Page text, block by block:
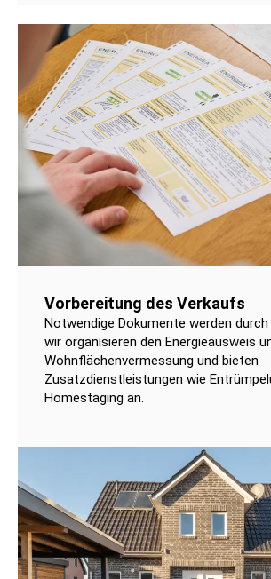
Vorbereitung des Verkaufs
Notwendige Dokumente werden
wir organisieren den Energieausweis
Wohnflächenvermessung und bieten
Zusatzdienstleistungen wie
Homestaging an.